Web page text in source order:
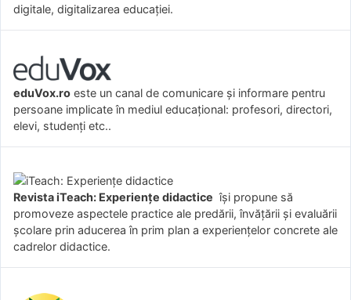
digitale, digitalizarea educației.
eduVox.ro este un canal de comunicare și informare pentru
persoane implicate în mediul educațional: profesori, directori,
elevi, studenți etc..
Revista iTeach: Experienţe didactice îşi propune să
promoveze aspectele practice ale predării, învăţării şi evaluării
şcolare prin aducerea în prim plan a experienţelor concrete ale
cadrelor didactice.